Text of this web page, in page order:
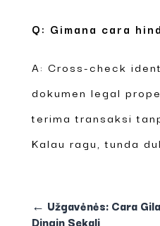
Q: Gimana cara
A: Cross-check
dokumen legal
terima transaksi
Kalau ragu, tunda
← Užgavėnės: Cara
Dingin Sekali